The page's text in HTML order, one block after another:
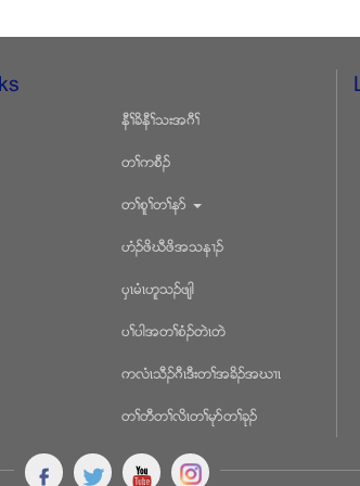
နီႈခိနီႈသးအဂီႈ
တႈကစီဥ
တႈစူႈတႈနဏ
ဟံဥဖိဃီဖိအသန႕ဥ
ပွၚမံၚဟူသဥဖ်ါ
ပႈပါအတႈစံဥတဲၚတဲ
ကလံၚသီဥဂီၚဒီးတႈအခိဥအဃ႕ၚ
တႈတီတႈလိၚတႈမုဏတႈခုဥ